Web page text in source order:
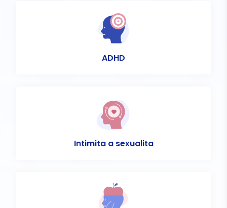
ADHD
Intimita a sexualita